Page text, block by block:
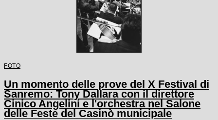
FOTO
Un momento delle prove del X Festival di
Sanremo: Tony Dallara con il direttore
Cinico Angelini e l'orchestra nel Salone
delle Feste del Casinò municipale